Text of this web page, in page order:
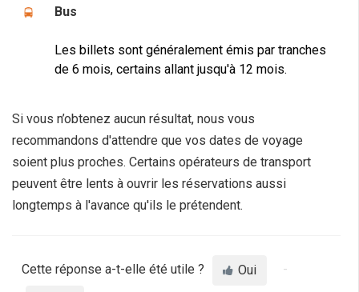
Bus
Les billets sont généralement émis par tranches
de 6 mois, certains allant jusqu'à 12 mois.
Si vous n’obtenez aucun résultat, nous vous
recommandons d'attendre que vos dates de voyage
soient plus proches. Certains opérateurs de transport
peuvent être lents à ouvrir les réservations aussi
longtemps à l'avance qu'ils le prétendent.
Cette réponse a-t-elle été utile ?
Oui